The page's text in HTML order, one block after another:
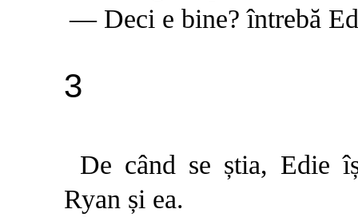
— Deci e bine? întrebă
3
De când se știa, Edie
Ryan și ea.